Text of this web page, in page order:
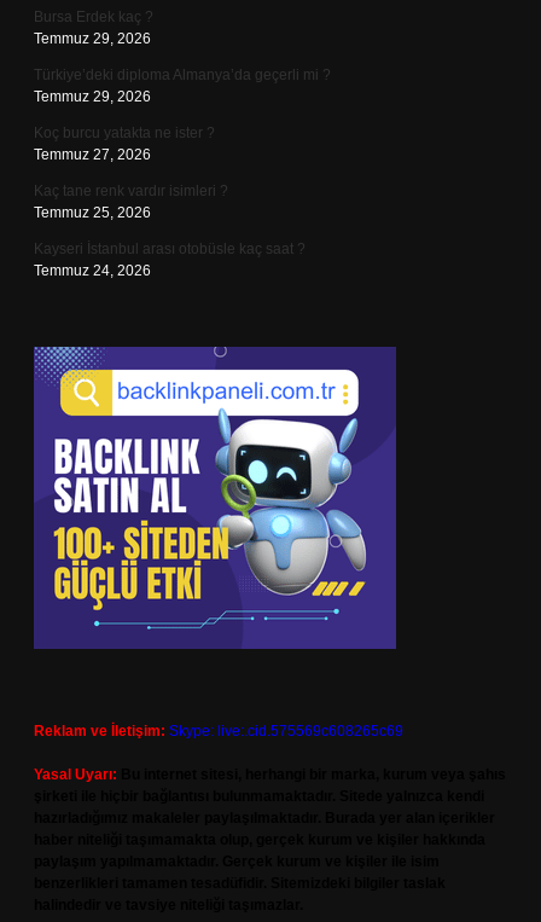
Bursa Erdek kaç ?
Temmuz 29, 2026
Türkiye’deki diploma Almanya’da geçerli mi ?
Temmuz 29, 2026
Koç burcu yatakta ne ister ?
Temmuz 27, 2026
Kaç tane renk vardır isimleri ?
Temmuz 25, 2026
Kayseri İstanbul arası otobüsle kaç saat ?
Temmuz 24, 2026
Reklam ve İletişim: Skype: live:.cid.575569c608265c69
Yasal Uyarı: